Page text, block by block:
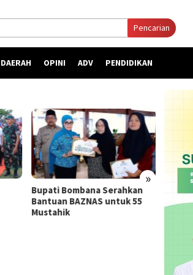
Pencarian
DAERAH OPINI ADV PENDIDIKAN
»
Bupati Bombana Serahkan
Bantuan BAZNAS untuk 55
Mustahik